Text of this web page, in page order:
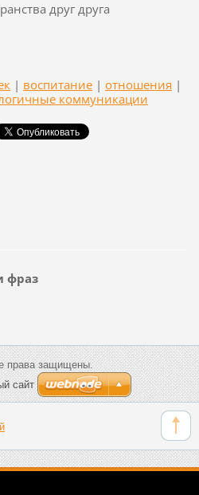
друг друга
| воспитание | отношения |
коммуникации
фраз
права защищены.
сайт